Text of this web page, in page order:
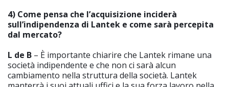
4) Come pensa che l’acquisizione inciderà
sull’indipendenza di Lantek e come sarà percepita
dal mercato?
L de B – È importante chiarire che Lantek rimane una
società indipendente e che non ci sarà alcun
cambiamento nella struttura della società. Lantek